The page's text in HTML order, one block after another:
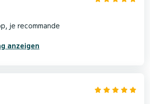
je recommande
anzeigen